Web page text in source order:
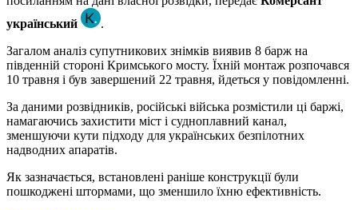
український
.
Загалом аналіз супутникових знімків виявив 8 барж на
південній стороні Кримського мосту. Їхній монтаж розпочався
10 травня і був завершений 22 травня, йдеться у повідомленні.
За даними розвідників, російські війська розмістили ці баржі,
намагаючись захистити міст і судноплавний канал,
зменшуючи кути підходу для українських безпілотних
надводних апаратів.
Як зазначається, встановлені раніше конструкції були
пошкоджені штормами, що зменшило їхню ефективність.